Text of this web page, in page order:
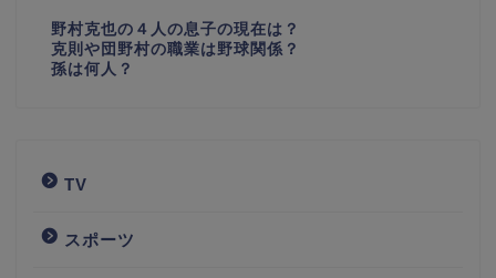
野村克也の４人の息子の現在は？
克則や団野村の職業は野球関係？
孫は何人？
TV
スポーツ